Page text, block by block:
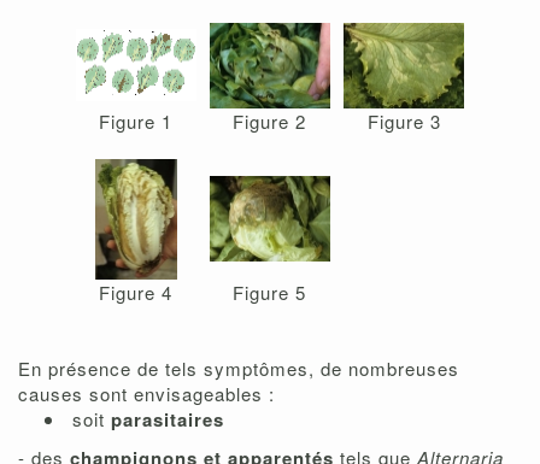
Figure 1 Figure 2 Figure 3
Figure 4 Figure 5
En présence de tels symptômes, de nombreuses
causes sont envisageables :
soit parasitaires
- des champignons et apparentés tels queAlternaria